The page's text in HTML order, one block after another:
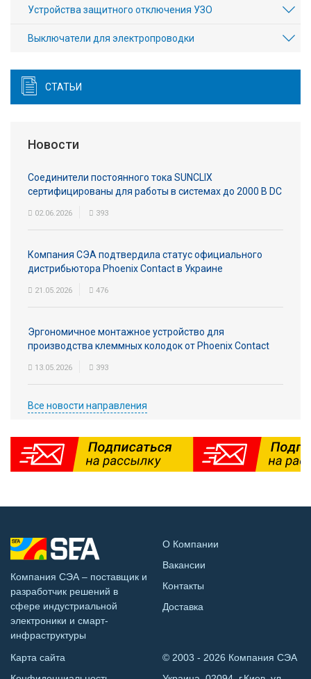
Устройства защитного отключения УЗО
Выключатели для электропроводки
СТАТЬИ
Новости
Соединители постоянного тока SUNCLIX
сертифицированы для работы в системах до 2000 В DC
02.06.2026 393
Компания СЭА подтвердила статус официального
дистрибьютора Phoenix Contact в Украине
21.05.2026 476
Эргономичное монтажное устройство для
производства клеммных колодок от Phoenix Contact
13.05.2026 393
Все новости направления
Компания СЭА – поставщик и
разработчик решений в
сфере индустриальной
электроники и смарт-
инфраструктуры
О Компании
Вакансии
Контакты
Доставка
Карта сайта
© 2003 - 2026 Компания СЭА